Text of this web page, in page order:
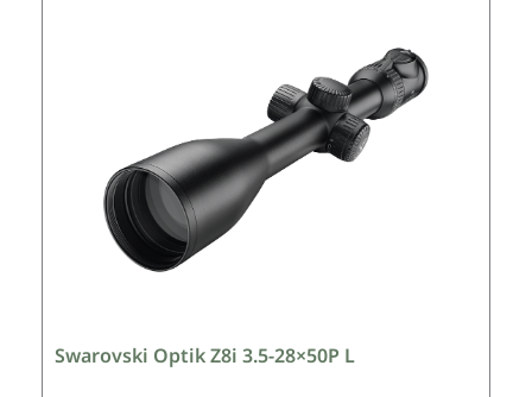
Swarovski Optik Z8i 3.5-28×50P L